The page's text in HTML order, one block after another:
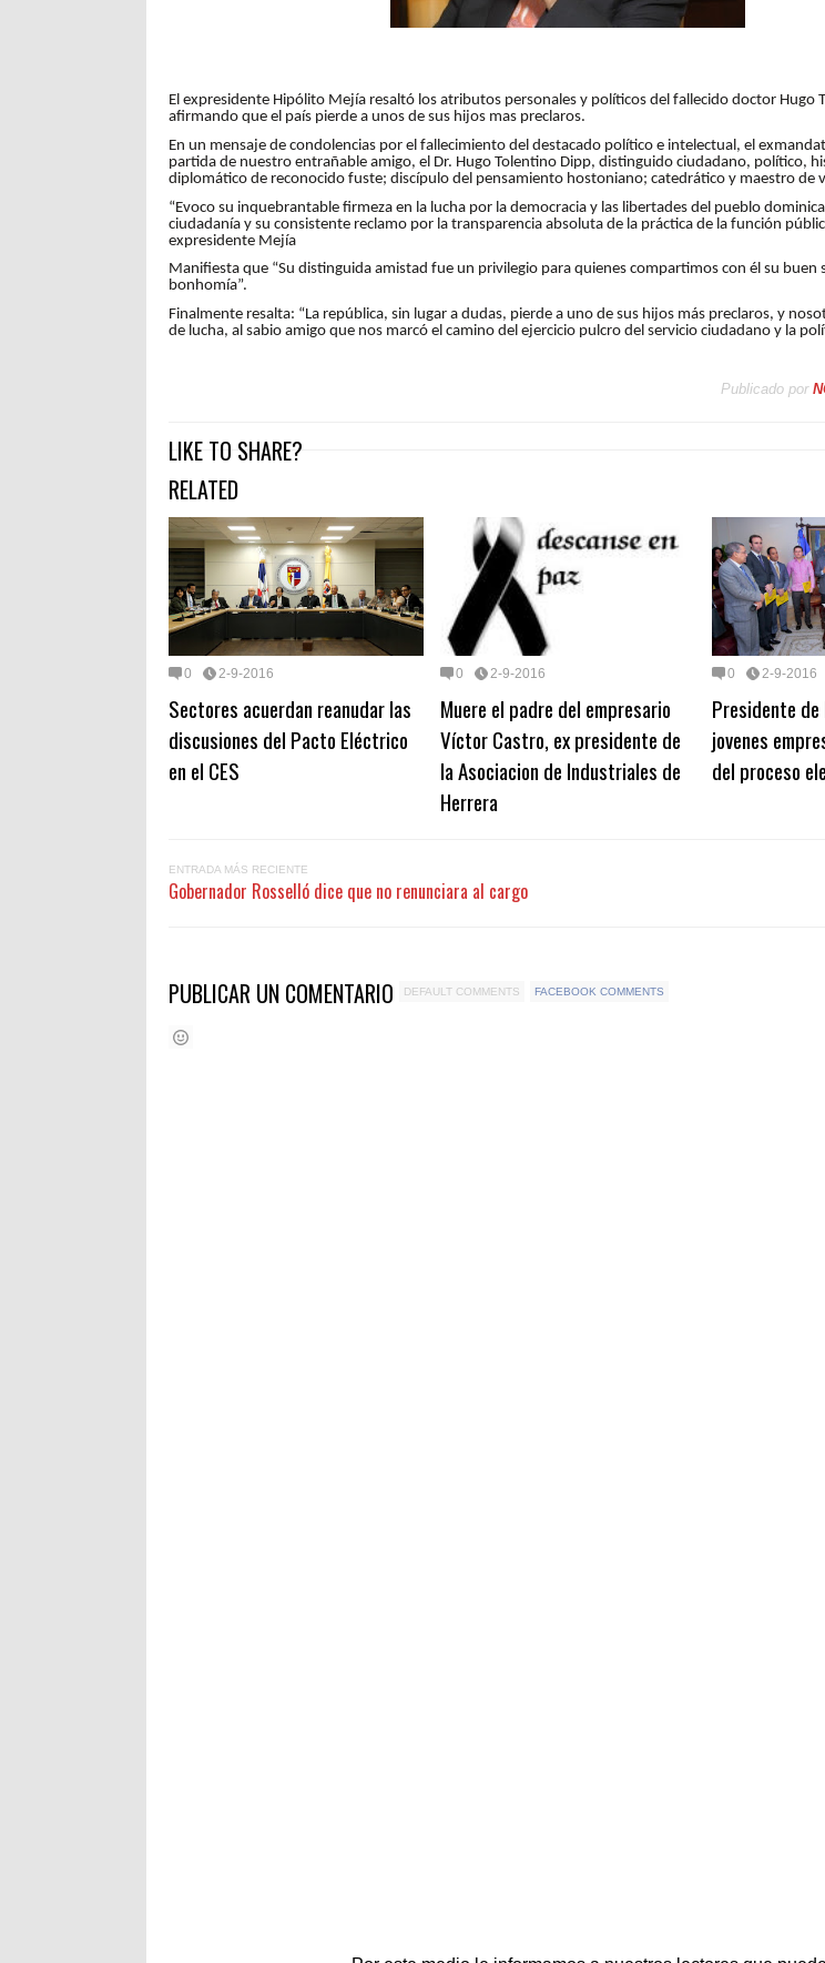
El expresidente Hipólito Mejía resaltó los atributos personales y políticos del fallecido doctor Hugo
afirmando que el país pierde a unos de sus hijos mas preclaros.
En un mensaje de condolencias por el fallecimiento del destacado político e intelectual, el
partida de nuestro entrañable amigo, el Dr. Hugo Tolentino Dipp, distinguido ciudadano, político,
diplomático de reconocido fuste; discípulo del pensamiento hostoniano; catedrático y maestro de
“Evoco su inquebrantable firmeza en la lucha por la democracia y las libertades del pueblo
ciudadanía y su consistente reclamo por la transparencia absoluta de la práctica de la función
expresidente Mejía
Manifiesta que “Su distinguida amistad fue un privilegio para quienes compartimos con él su buen
bonhomía”.
Finalmente resalta: “La república, sin lugar a dudas, pierde a uno de sus hijos más preclaros, y
de lucha, al sabio amigo que nos marcó el camino del ejercicio pulcro del servicio ciudadano y la
Publicado por
LIKE TO SHARE?
RELATED
0 2-9-2016
Sectores acuerdan reanudar las
discusiones del Pacto Eléctrico
en el CES
0 2-9-2016
Muere el padre del empresario
Víctor Castro, ex presidente de
la Asociacion de Industriales de
Herrera
0 2-9-2016
Presidente de
jovenes
del proceso
ENTRADA MÁS RECIENTE
Gobernador Rosselló dice que no renunciara al cargo
PUBLICAR UN COMENTARIO DEFAULT COMMENTS FACEBOOK COMMENTS